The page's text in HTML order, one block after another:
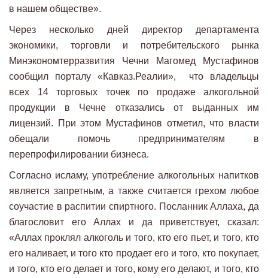
в нашем обществе».
Через несколько дней директор департамента
экономики, торговли и потребительского рынка
Минэкономтерразвития Чечни Магомед Мустафинов
сообщил порталу «Кавказ.Реалии», что владельцы
всех 14 торговых точек по продаже алкогольной
продукции в Чечне отказались от выданных им
лицензий. При этом Мустафинов отметил, что власти
обещали помочь предпринимателям в
перепрофилировании бизнеса.
Согласно исламу, употребление алкогольных напитков
является запретным, а также считается грехом любое
соучастие в распитии спиртного. Посланник Аллаха, да
благословит его Аллах и да приветствует, сказал:
«Аллах проклял алкоголь и того, кто его пьет, и того, кто
его наливает, и того кто продает его и того, кто покупает,
и того, кто его делает и того, кому его делают, и того, кто